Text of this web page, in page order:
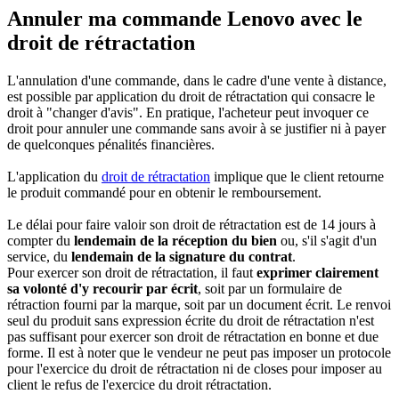
Annuler ma commande Lenovo avec le
droit de rétractation
L'annulation d'une commande, dans le cadre d'une vente à distance,
est possible par application du droit de rétractation qui consacre le
droit à "changer d'avis". En pratique, l'acheteur peut invoquer ce
droit pour annuler une commande sans avoir à se justifier ni à payer
de quelconques pénalités financières.
L'application du droit de rétractation implique que le client retourne
le produit commandé pour en obtenir le remboursement.
Le délai pour faire valoir son droit de rétractation est de 14 jours à
compter du lendemain de la réception du bien ou, s'il s'agit d'un
service, du lendemain de la signature du contrat.
Pour exercer son droit de rétractation, il faut exprimer clairement
sa volonté d'y recourir par écrit, soit par un formulaire de
rétraction fourni par la marque, soit par un document écrit. Le renvoi
seul du produit sans expression écrite du droit de rétractation n'est
pas suffisant pour exercer son droit de rétractation en bonne et due
forme. Il est à noter que le vendeur ne peut pas imposer un protocole
pour l'exercice du droit de rétractation ni de closes pour imposer au
client le refus de l'exercice du droit rétractation.